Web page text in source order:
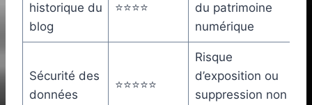
historique du
blog
⭐⭐⭐⭐
du patrimoine
numérique
Sécurité des
données
⭐⭐⭐⭐⭐
Risque
d’exposition ou
suppression non